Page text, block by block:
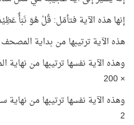
إنها هذه الآية فتأمّل: قُلْ هُوَ نَبَأٌ عَظِيْمٌ
هذه الآية ترتيبها من بداية المصحف رقم 4037، وهذا العدد =
× 200
2